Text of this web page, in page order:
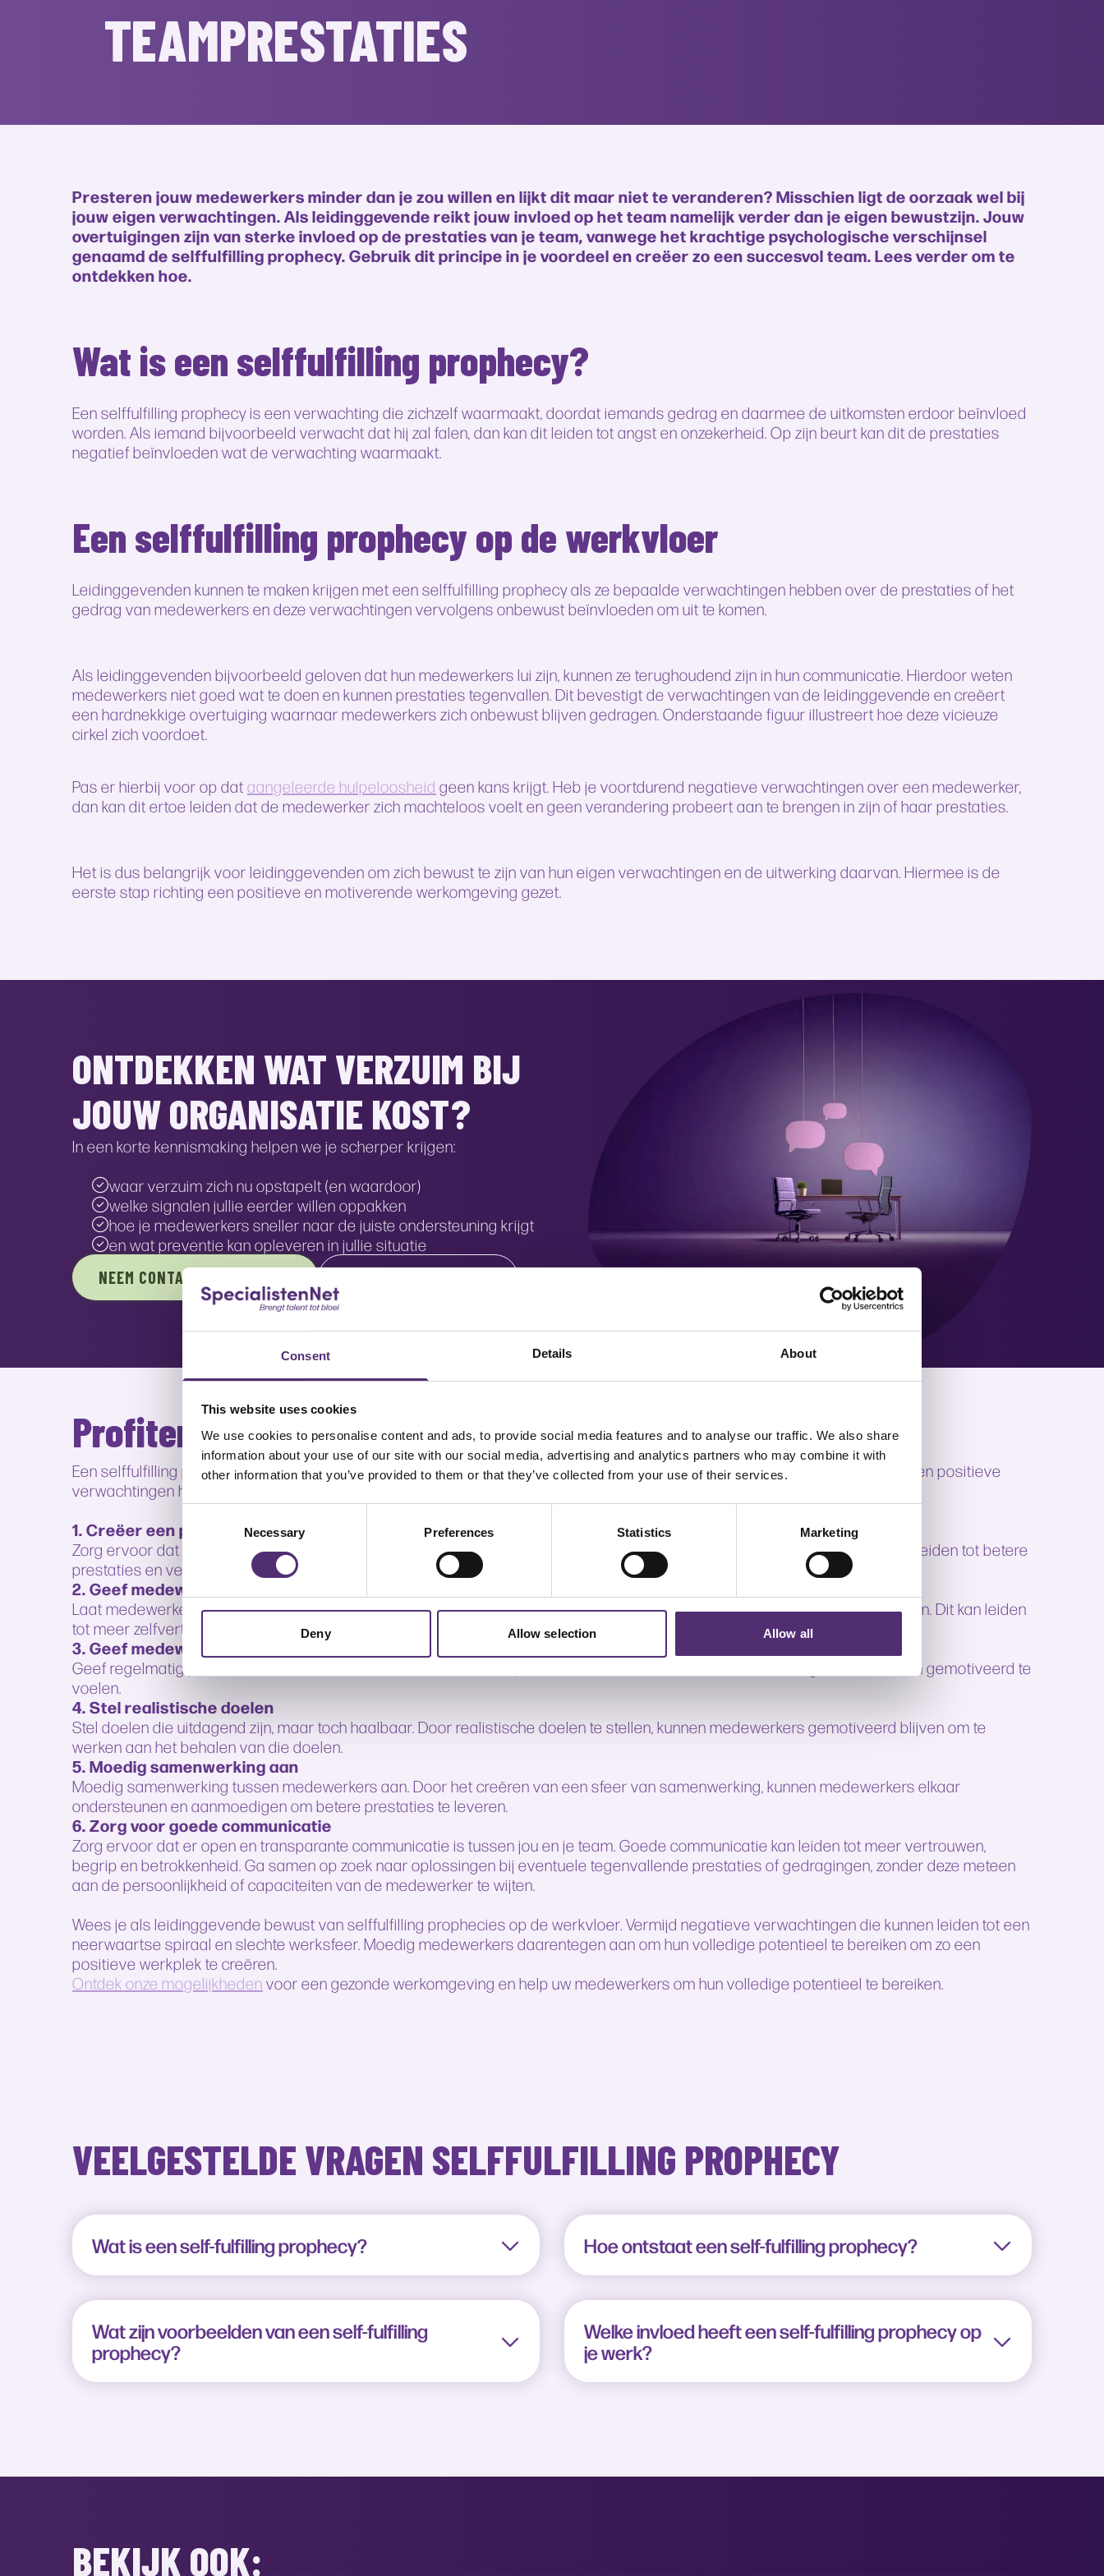
Consent Details About
This website uses cookies
We use cookies to personalise content and ads, to provide social media features and to analyse our traffic. We also share
information about your use of our site with our social media, advertising and analytics partners who may combine it with
other information that you’ve provided to them or that they’ve collected from your use of their services.
Selection
Necessary Preferences Statistics Marketing
Deny Allow selection Allow all
TEAMPRESTATIES
Presteren jouw medewerkers minder dan je zou willen en lijkt dit maar niet te veranderen? Misschien ligt de oorzaak wel bij
jouw eigen verwachtingen. Als leidinggevende reikt jouw invloed op het team namelijk verder dan je eigen bewustzijn. Jouw
overtuigingen zijn van sterke invloed op de prestaties van je team, vanwege het krachtige psychologische verschijnsel
genaamd de selffulfilling prophecy. Gebruik dit principe in je voordeel en creëer zo een succesvol team. Lees verder om te
ontdekken hoe.
Wat is een selffulfilling prophecy?
Een selffulfilling prophecy is een verwachting die zichzelf waarmaakt, doordat iemands gedrag en daarmee de uitkomsten erdoor beïnvloed
worden. Als iemand bijvoorbeeld verwacht dat hij zal falen, dan kan dit leiden tot angst en onzekerheid. Op zijn beurt kan dit de prestaties
negatief beïnvloeden wat de verwachting waarmaakt.
Een selffulfilling prophecy op de werkvloer
Leidinggevenden kunnen te maken krijgen met een selffulfilling prophecy als ze bepaalde verwachtingen hebben over de prestaties of het
gedrag van medewerkers en deze verwachtingen vervolgens onbewust beïnvloeden om uit te komen.
Als leidinggevenden bijvoorbeeld geloven dat hun medewerkers lui zijn, kunnen ze terughoudend zijn in hun communicatie. Hierdoor weten
medewerkers niet goed wat te doen en kunnen prestaties tegenvallen. Dit bevestigt de verwachtingen van de leidinggevende en creëert
een hardnekkige overtuiging waarnaar medewerkers zich onbewust blijven gedragen. Onderstaande figuur illustreert hoe deze vicieuze
cirkel zich voordoet.
Pas er hierbij voor op dat aangeleerde hulpeloosheid geen kans krijgt. Heb je voortdurend negatieve verwachtingen over een medewerker,
dan kan dit ertoe leiden dat de medewerker zich machteloos voelt en geen verandering probeert aan te brengen in zijn of haar prestaties.
Het is dus belangrijk voor leidinggevenden om zich bewust te zijn van hun eigen verwachtingen en de uitwerking daarvan. Hiermee is de
eerste stap richting een positieve en motiverende werkomgeving gezet.
ONTDEKKEN WAT VERZUIM BIJ
JOUW ORGANISATIE KOST?
In een korte kennismaking helpen we je scherper krijgen:
waar verzuim zich nu opstapelt (en waardoor)
welke signalen jullie eerder willen oppakken
hoe je medewerkers sneller naar de juiste ondersteuning krijgt
en wat preventie kan opleveren in jullie situatie
NEEM CONTACT MET ONS OP!
Profiteren van een selffulfilling prophecy
Een selffulfilling prophecy kan bijdragen aan een verhoogde productiviteit en motivatie van medewerkers, als leidinggevenden positieve
verwachtingen hebben en deze kenbaar maken. Hieronder volgen tips om dit zo goed mogelijk aan te pakken.
1. Creëer een positieve werkcultuur
Zorg ervoor dat medewerkers positief zijn over hun werk en de organisatie waarin ze werken. Een positieve werkcultuur kan leiden tot betere
prestaties en verhoogde motivatie en betrokkenheid.
2. Geef medewerkers vertrouwen
Laat medewerkers weten dat je vertrouwen in hen hebt en dat je gelooft dat zij in staat zijn om hun taken en doelen te bereiken. Dit kan leiden
tot meer zelfvertrouwen en betere prestaties.
3. Geef medewerkers regelmatig feedback
Geef regelmatig positieve feedback aan medewerkers over hun prestaties en successen. Dit helpt hen zich gewaardeerd en gemotiveerd te
voelen.
4. Stel realistische doelen
Stel doelen die uitdagend zijn, maar toch haalbaar. Door realistische doelen te stellen, kunnen medewerkers gemotiveerd blijven om te
werken aan het behalen van die doelen.
5. Moedig samenwerking aan
Moedig samenwerking tussen medewerkers aan. Door het creëren van een sfeer van samenwerking, kunnen medewerkers elkaar
ondersteunen en aanmoedigen om betere prestaties te leveren.
6. Zorg voor goede communicatie
Zorg ervoor dat er open en transparante communicatie is tussen jou en je team. Goede communicatie kan leiden tot meer vertrouwen,
begrip en betrokkenheid. Ga samen op zoek naar oplossingen bij eventuele tegenvallende prestaties of gedragingen, zonder deze meteen
aan de persoonlijkheid of capaciteiten van de medewerker te wijten.
Wees je als leidinggevende bewust van selffulfilling prophecies op de werkvloer. Vermijd negatieve verwachtingen die kunnen leiden tot een
neerwaartse spiraal en slechte werksfeer. Moedig medewerkers daarentegen aan om hun volledige potentieel te bereiken om zo een
positieve werkplek te creëren.
Ontdek onze mogelijkheden voor een gezonde werkomgeving en help uw medewerkers om hun volledige potentieel te bereiken.
VEELGESTELDE VRAGEN SELFFULFILLING PROPHECY
Wat is een self-fulfilling prophecy? Hoe ontstaat een self-fulfilling prophecy?
Wat zijn voorbeelden van een self-fulfilling
prophecy?
Welke invloed heeft een self-fulfilling prophecy op
je werk?
BEKIJK OOK: